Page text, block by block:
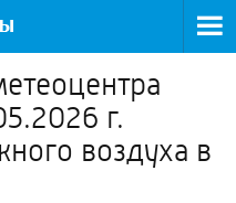
г.
воздуха в